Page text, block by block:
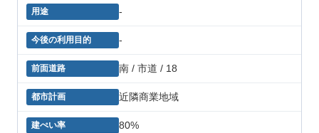
-
-
南 / 市道 / 18
近隣商業地域
80%